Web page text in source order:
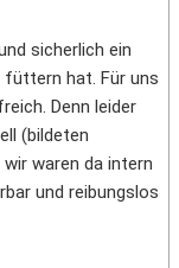
sicherlich ein
füttern hat. Für uns
Denn leider
(bildeten
waren da intern
und reibungslos